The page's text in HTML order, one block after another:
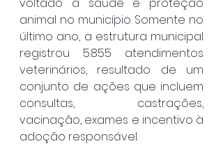
voltado à saúde e proteção
animal no município. Somente no
último ano, a estrutura municipal
registrou 5.855 atendimentos
veterinários, resultado de um
conjunto de ações que incluem
consultas, castrações,
vacinação, exames e incentivo à
adoção responsável.